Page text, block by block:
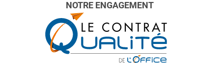
NOTRE ENGAGEMENT